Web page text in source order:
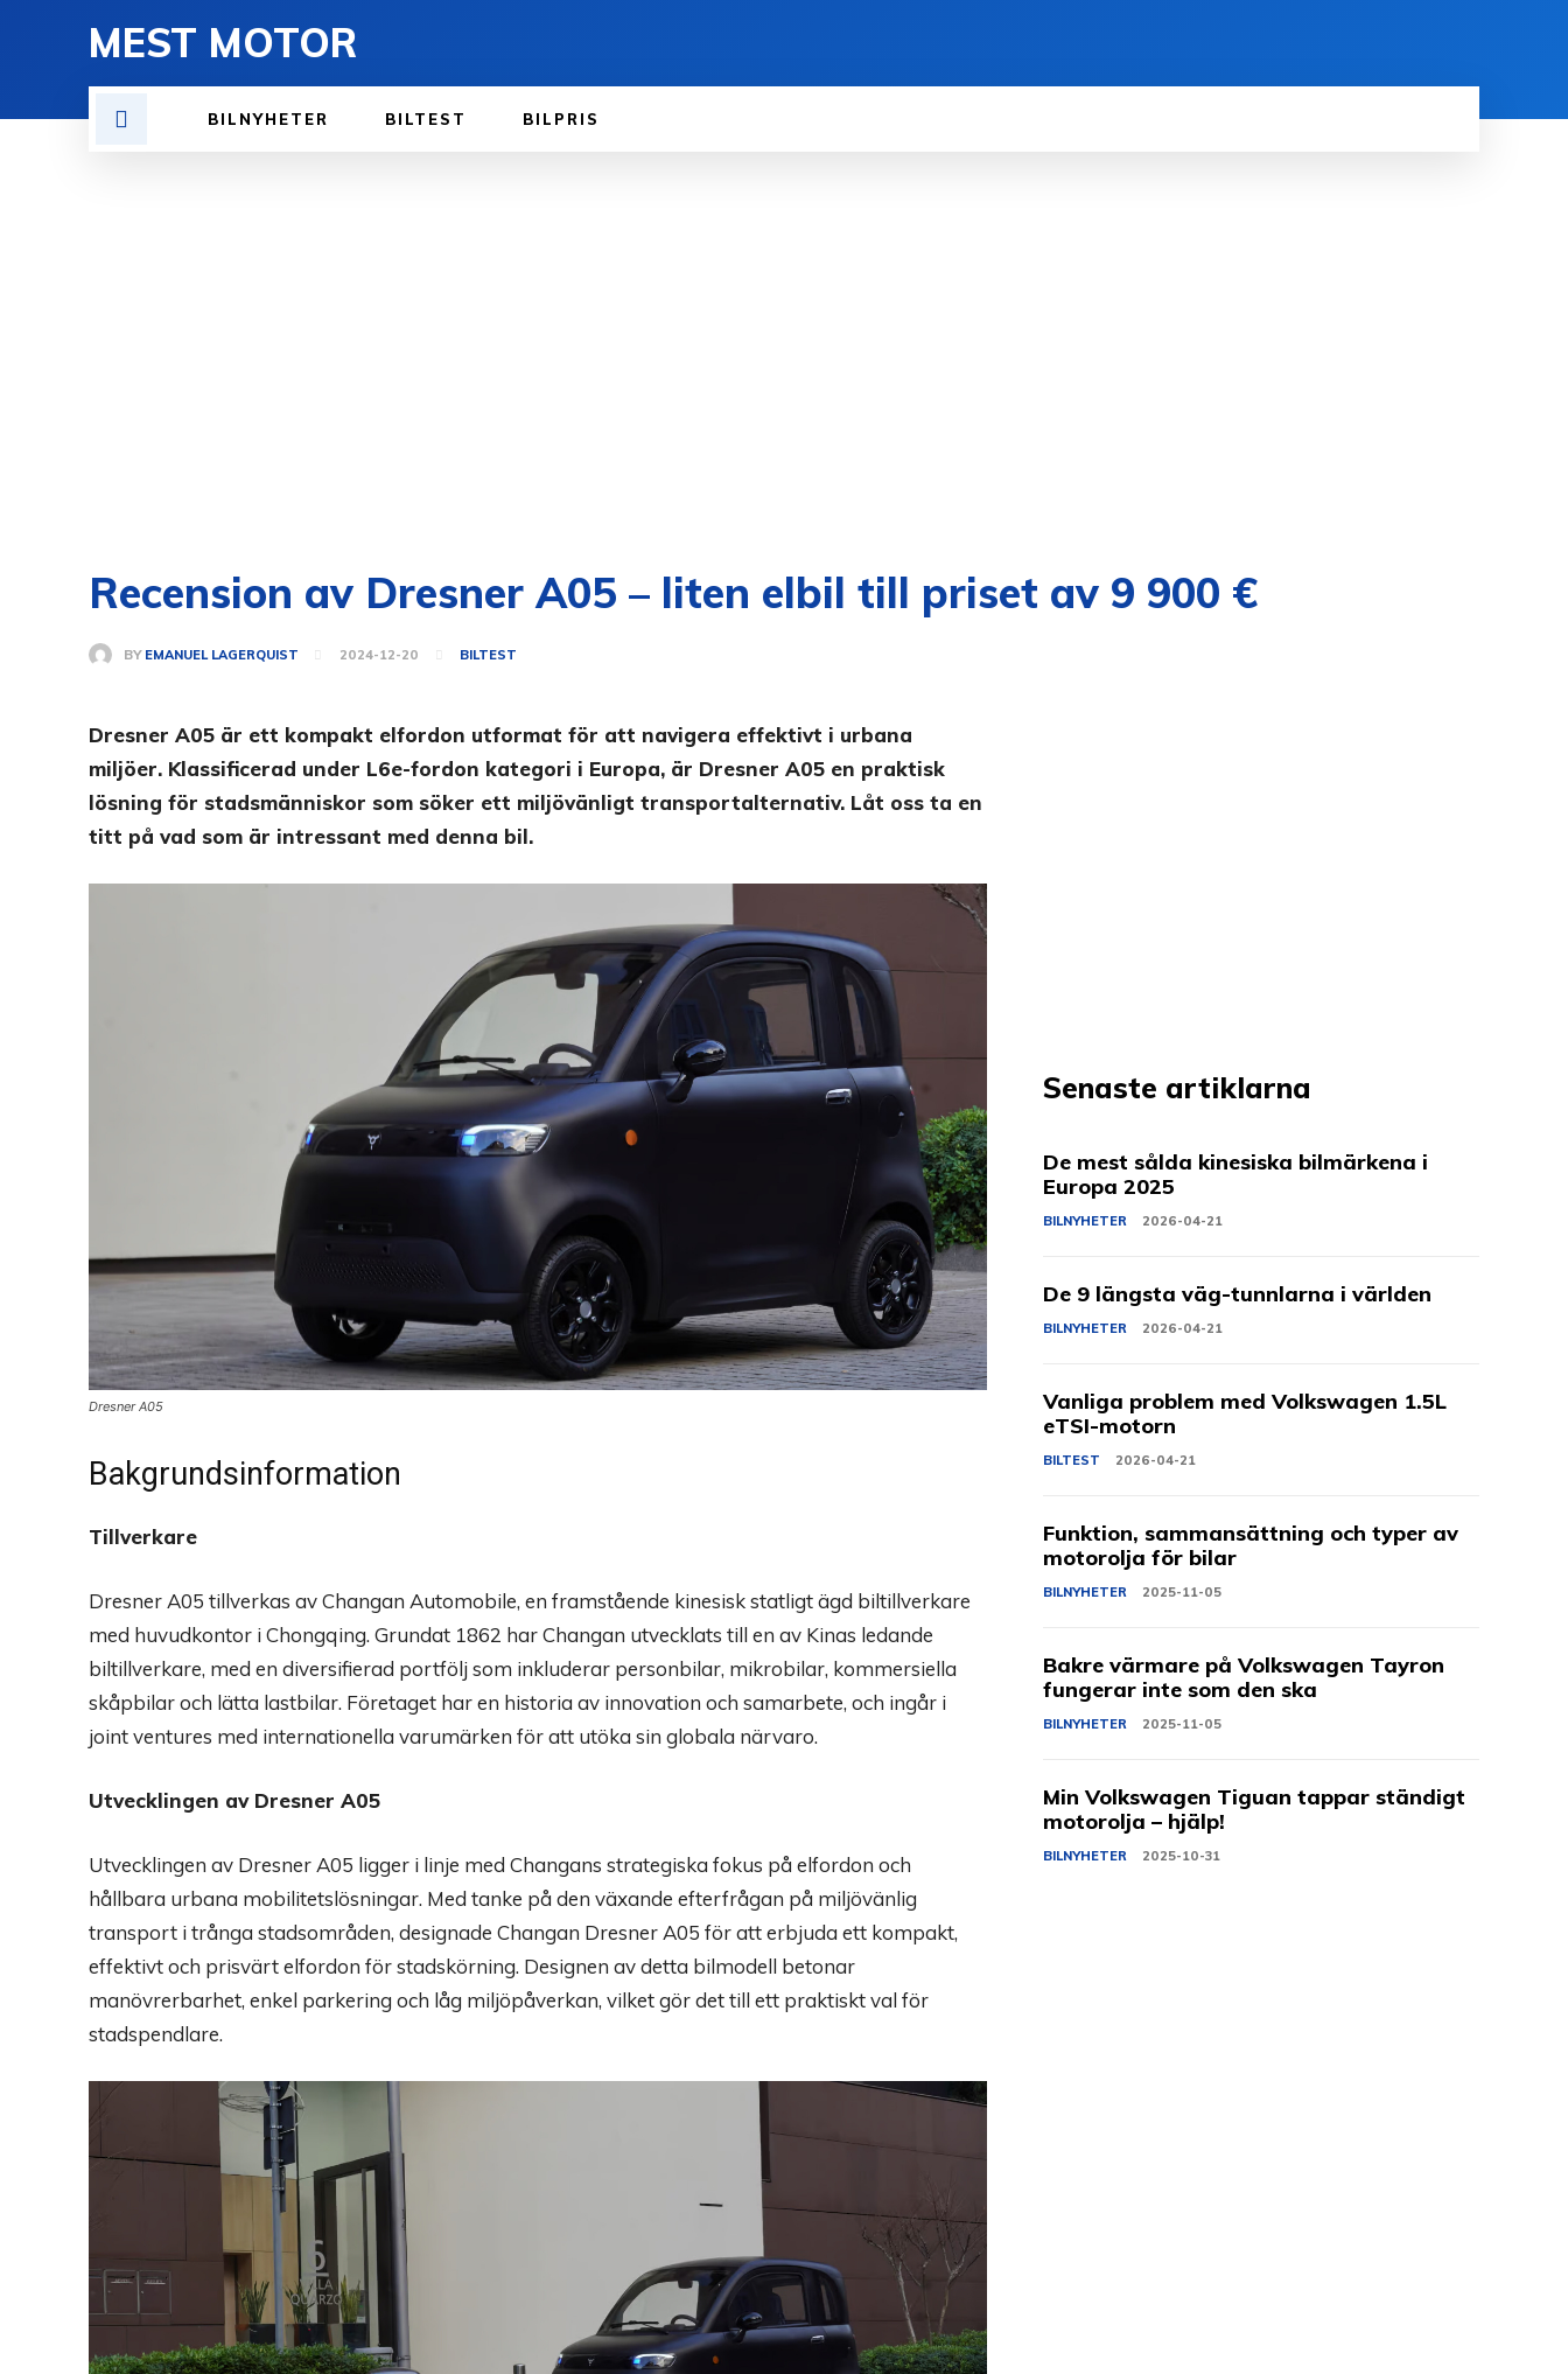
MEST MOTOR
BILNYHETER BILTEST BILPRIS
Recension av Dresner A05 – liten elbil till priset av 9 900 €
BY EMANUEL LAGERQUIST 2024-12-20 BILTEST
Dresner A05 är ett kompakt elfordon utformat för att navigera effektivt i urbana
miljöer. Klassificerad under L6e-fordon kategori i Europa, är Dresner A05 en praktisk
lösning för stadsmänniskor som söker ett miljövänligt transportalternativ. Låt oss ta en
titt på vad som är intressant med denna bil.
Dresner A05
Bakgrundsinformation
Tillverkare
Dresner A05 tillverkas av Changan Automobile, en framstående kinesisk statligt ägd biltillverkare
med huvudkontor i Chongqing. Grundat 1862 har Changan utvecklats till en av Kinas ledande
biltillverkare, med en diversifierad portfölj som inkluderar personbilar, mikrobilar, kommersiella
skåpbilar och lätta lastbilar. Företaget har en historia av innovation och samarbete, och ingår i
joint ventures med internationella varumärken för att utöka sin globala närvaro.
Utvecklingen av Dresner A05
Utvecklingen av Dresner A05 ligger i linje med Changans strategiska fokus på elfordon och
hållbara urbana mobilitetslösningar. Med tanke på den växande efterfrågan på miljövänlig
transport i trånga stadsområden, designade Changan Dresner A05 för att erbjuda ett kompakt,
effektivt och prisvärt elfordon för stadskörning. Designen av detta bilmodell betonar
manövrerbarhet, enkel parkering och låg miljöpåverkan, vilket gör det till ett praktiskt val för
stadspendlare.
Senaste artiklarna
De mest sålda kinesiska bilmärkena i
Europa 2025
BILNYHETER 2026-04-21
De 9 längsta väg-tunnlarna i världen
BILNYHETER 2026-04-21
Vanliga problem med Volkswagen 1.5L
eTSI-motorn
BILTEST 2026-04-21
Funktion, sammansättning och typer av
motorolja för bilar
BILNYHETER 2025-11-05
Bakre värmare på Volkswagen Tayron
fungerar inte som den ska
BILNYHETER 2025-11-05
Min Volkswagen Tiguan tappar ständigt
motorolja – hjälp!
BILNYHETER 2025-10-31